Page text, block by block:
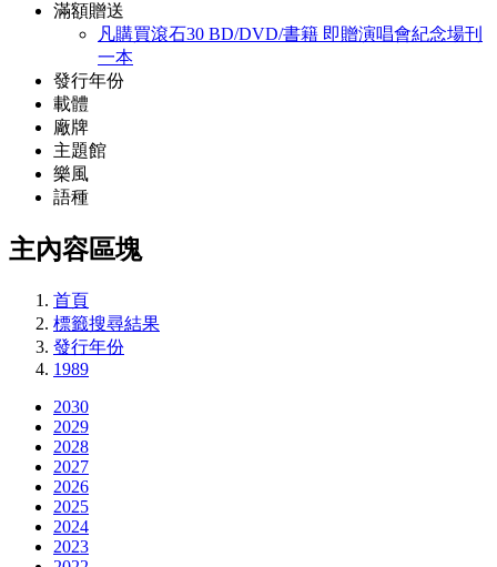
滿額贈送
凡購買滾石30 BD/DVD/書籍 即贈演唱會紀念場刊
一本
發行年份
載體
廠牌
主題館
樂風
語種
主內容區塊
首頁
標籤搜尋結果
發行年份
1989
2030
2029
2028
2027
2026
2025
2024
2023